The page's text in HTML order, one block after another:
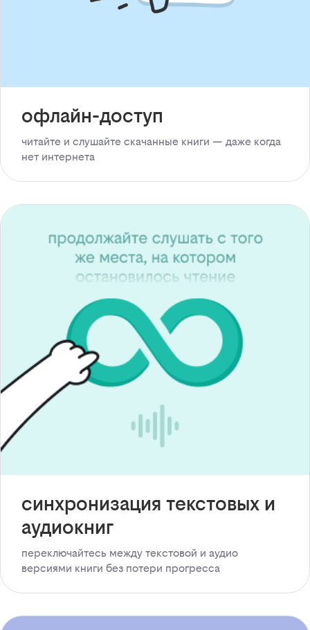
офлайн-доступ
читайте и слушайте скачанные книги — даже когда
нет интернета
синхронизация текстовых и
аудиокниг
переключайтесь между текстовой и аудио
версиями книги без потери прогресса